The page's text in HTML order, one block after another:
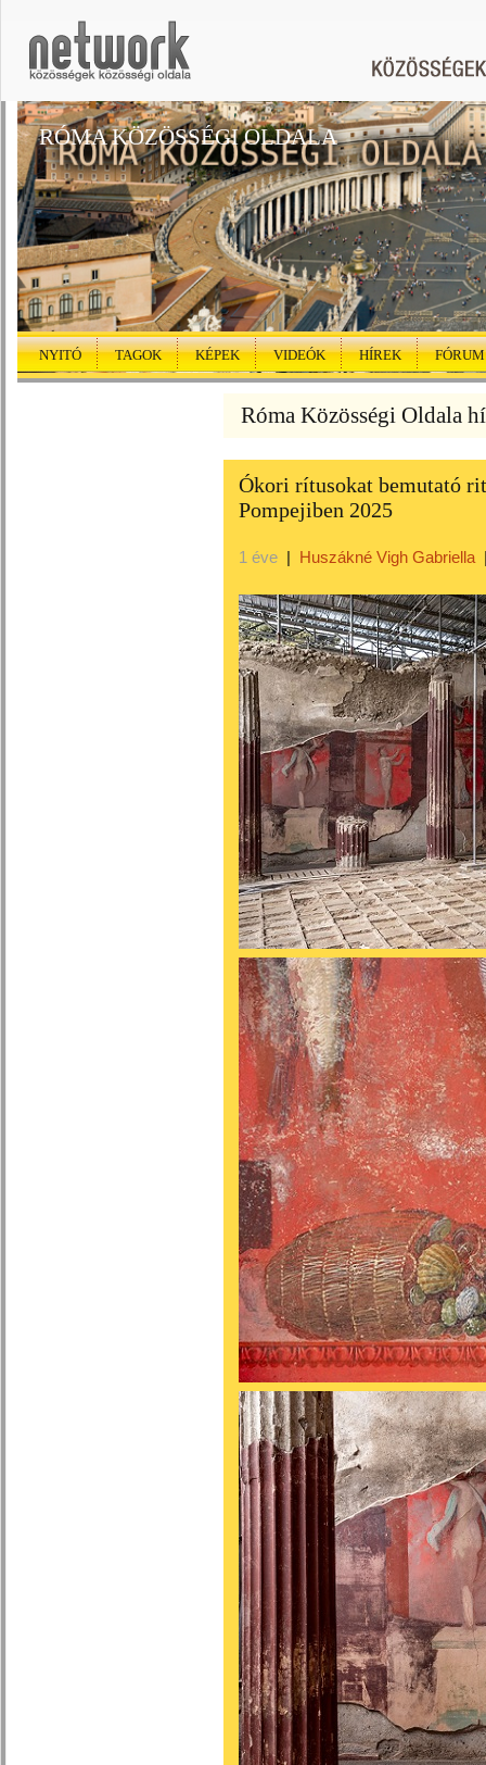
RÓMA KÖZÖSSÉGI OLDALA
NYITÓ TAGOK KÉPEK VIDEÓK HÍREK FÓRUM
Róma Közösségi Oldala
Ókori rítusokat bemutató
Pompejiben 2025
1 éve | Huszákné Vigh Gabriella